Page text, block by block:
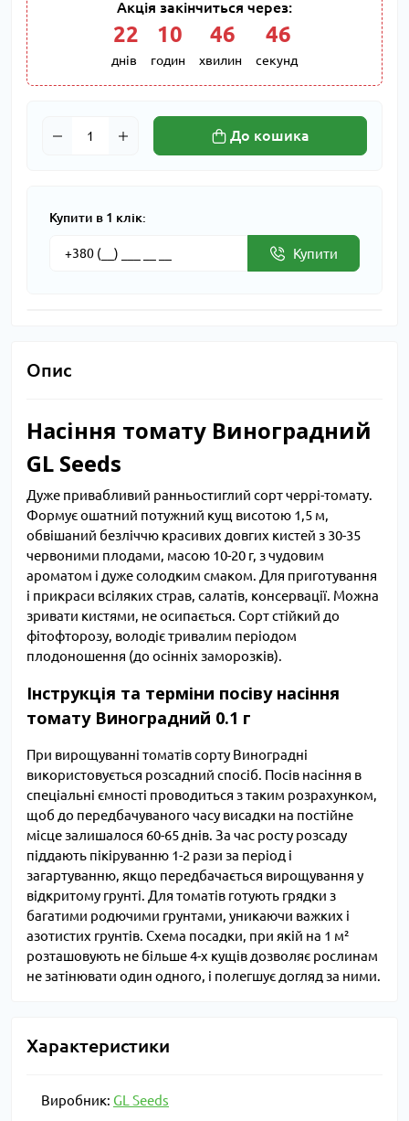
Акція закінчиться через:
22
днів
10
годин
46
хвилин
45
секунд
До кошика
Купити в 1 клік:
Купити
Опис
Насіння томату Виноградний
GL Seeds
Дуже привабливий ранньостиглий сорт черрі-томату.
Формує ошатний потужний кущ висотою 1,5 м,
обвішаний безліччю красивих довгих кистей з 30-35
червоними плодами, масою 10-20 г, з чудовим
ароматом і дуже солодким смаком. Для приготування
і прикраси всіляких страв, салатів, консервації. Можна
зривати кистями, не осипається. Сорт стійкий до
фітофторозу, володіє тривалим періодом
плодоношення (до осінніх заморозків).
Інструкція та терміни посіву насіння
томату Виноградний 0.1 г
При вирощуванні томатів сорту Виноградні
використовується розсадний спосіб. Посів насіння в
спеціальні ємності проводиться з таким розрахунком,
щоб до передбачуваного часу висадки на постійне
місце залишалося 60-65 днів. За час росту розсаду
піддають пікіруванню 1-2 рази за період і
загартуванню, якщо передбачається вирощування у
відкритому грунті. Для томатів готують грядки з
багатими родючими грунтами, уникаючи важких і
азотистих грунтів. Схема посадки, при якій на 1 м²
розташовують не більше 4-х кущів дозволяє рослинам
не затінювати один одного, і полегшує догляд за ними.
Характеристики
Виробник: GL Seeds